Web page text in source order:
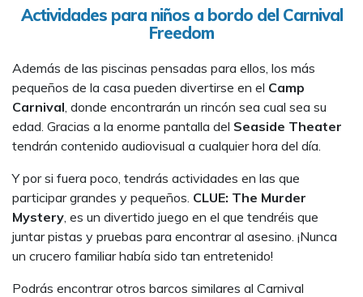
Actividades para niños a bordo del Carnival
Freedom
Además de las piscinas pensadas para ellos, los más
pequeños de la casa pueden divertirse en el Camp
Carnival, donde encontrarán un rincón sea cual sea su
edad. Gracias a la enorme pantalla del Seaside Theater
tendrán contenido audiovisual a cualquier hora del día.
Y por si fuera poco, tendrás actividades en las que
participar grandes y pequeños. CLUE: The Murder
Mystery, es un divertido juego en el que tendréis que
juntar pistas y pruebas para encontrar al asesino. ¡Nunca
un crucero familiar había sido tan entretenido!
Podrás encontrar otros barcos similares al Carnival